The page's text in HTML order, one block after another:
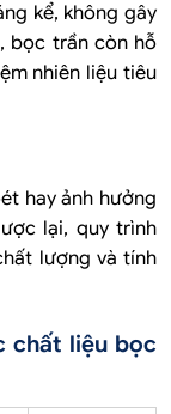
kể, không gây
bọc trần còn hỗ
nhiên liệu tiêu
hay ảnh hưởng
lại, quy trình
lượng và tính
chất liệu bọc